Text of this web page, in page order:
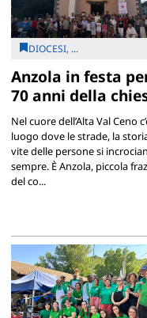
DIOCESI, ...
Anzola in festa
70 anni della
Nel cuore dell’Alta Val Ceno
luogo dove le strade, la
vite delle persone si
sempre. È Anzola, piccola
del co...